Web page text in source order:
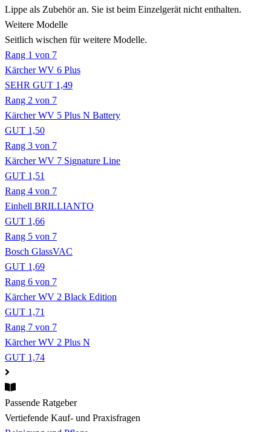
Lippe als Zubehör an. Sie ist beim Einzelgerät nicht enthalten.
Weitere Modelle
Seitlich wischen für weitere Modelle.
Rang 1 von 7
Kärcher WV 6 Plus
SEHR GUT 1,49
Rang 2 von 7
Kärcher WV 5 Plus N Battery
GUT 1,50
Rang 3 von 7
Kärcher WV 7 Signature Line
GUT 1,51
Rang 4 von 7
Einhell BRILLIANTO
GUT 1,66
Rang 5 von 7
Bosch GlassVAC
GUT 1,69
Rang 6 von 7
Kärcher WV 2 Black Edition
GUT 1,71
Rang 7 von 7
Kärcher WV 2 Plus N
GUT 1,74
Passende Ratgeber
Vertiefende Kauf- und Praxisfragen